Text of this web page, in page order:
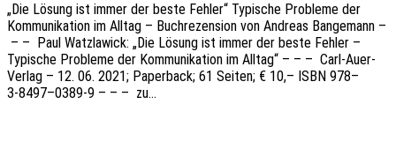
„Die Lösung ist immer der beste Fehler“ Typi­sche Proble­me der
Kommu­ni­ka­ti­on im Alltag – Buch­re­zen­si­on von Andre­as Bange­mann –
– – Paul Watz­la­wick: „Die Lösung ist immer der beste Fehler –
Typi­sche Proble­me der Kommu­ni­ka­ti­on im Alltag“ – – – Carl-Auer-
Verlag – 12. 06. 2021; Paper­back; 61 Seiten; € 10,– ISBN 978–
3‑8497–0389‑9 – – – zu…